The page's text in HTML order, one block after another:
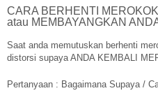
CARA BERHENTI
atau MEMBAYANGKAN
Saat anda memutuskan berhenti
distorsi supaya ANDA KEMBALI
Pertanyaan : Bagaimana Supaya /